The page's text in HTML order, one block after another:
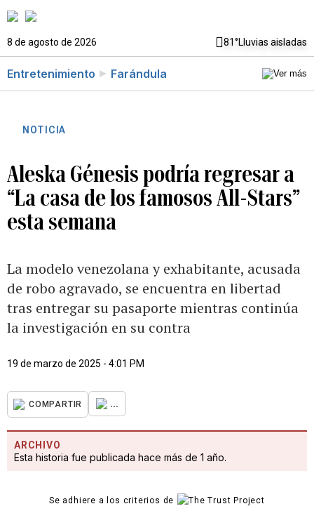
8 de agosto de 2026 81°Lluvias aisladas
Entretenimiento Farándula
NOTICIA
Aleska Génesis podría regresar a
“La casa de los famosos All-Stars”
esta semana
La modelo venezolana y exhabitante, acusada
de robo agravado, se encuentra en libertad
tras entregar su pasaporte mientras continúa
la investigación en su contra
19 de marzo de 2025 - 4:01 PM
COMPARTIR ...
ARCHIVO
Esta historia fue publicada hace más de 1 año.
Se adhiere a los criterios de